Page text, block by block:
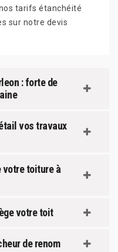
tarifs étanchéité
sur notre devis
: forte de
vos travaux
votre toiture à
votre toit
de renom